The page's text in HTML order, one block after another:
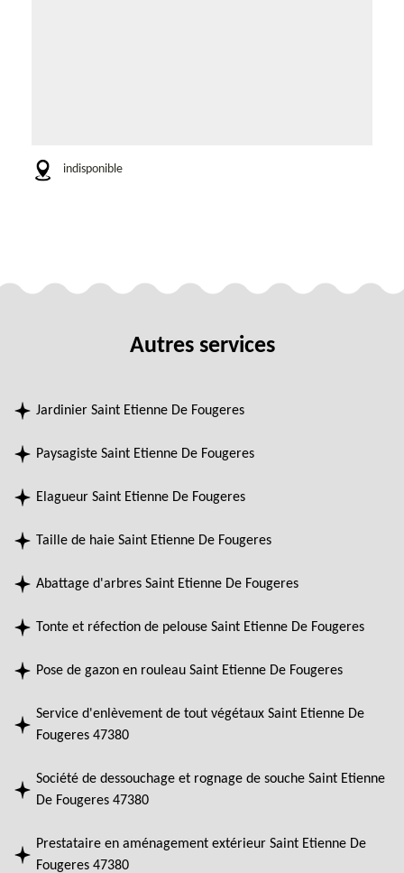
indisponible
Autres services
Jardinier Saint Etienne De Fougeres
Paysagiste Saint Etienne De Fougeres
Elagueur Saint Etienne De Fougeres
Taille de haie Saint Etienne De Fougeres
Abattage d'arbres Saint Etienne De Fougeres
Tonte et réfection de pelouse Saint Etienne De Fougeres
Pose de gazon en rouleau Saint Etienne De Fougeres
Service d'enlèvement de tout végétaux Saint Etienne De
Fougeres 47380
Société de dessouchage et rognage de souche Saint Etienne
De Fougeres 47380
Prestataire en aménagement extérieur Saint Etienne De
Fougeres 47380